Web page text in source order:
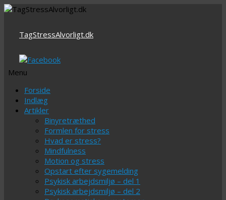
TagStressAlvorligt.dk
Menu
Videre
indhold
Forside
Indlæg
Artikler
Binyretræthed
Formlen for stress
Hvad er stress?
Mindfulness
Motion og stress
Opstart efter sygemelding
Psykisk arbejdsmiljø – del 1
Psykisk arbejdsmiljø – del 2